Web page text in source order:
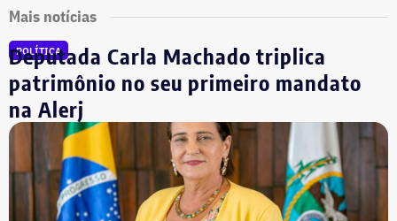
Mais notícias
POLÍTICA
Deputada Carla Machado triplica
patrimônio no seu primeiro mandato
na Alerj